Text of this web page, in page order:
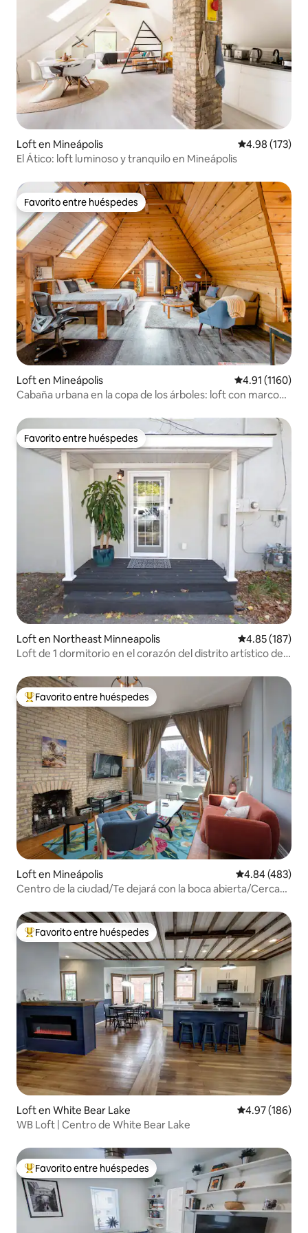
Loft en Mineápolis Calificación
4.98 (173)
El Ático: loft luminoso y tranquilo en Mineápolis
Favorito entre huéspedes
Favorito entre huéspedes
Loft en Mineápolis Calificación
4.91 (1160)
Cabaña urbana en la copa de los árboles: loft con marco
Favorito entre huéspedes
Favorito entre huéspedes
Loft en Northeast Minneapolis Calificación
4.85 (187)
Loft de 1 dormitorio en el corazón del distrito artístico del
De los mejores en Favorito entre huéspedes
Favorito entre huéspedes
Loft en Mineápolis Calificación
4.84 (483)
Centro de la ciudad/Te dejará con la boca abierta/Cerca
De los mejores en Favorito entre huéspedes
Favorito entre huéspedes
Loft en White Bear Lake Calificación
4.97 (186)
WB Loft | Centro de White Bear Lake
De los mejores en Favorito entre huéspedes
Favorito entre huéspedes